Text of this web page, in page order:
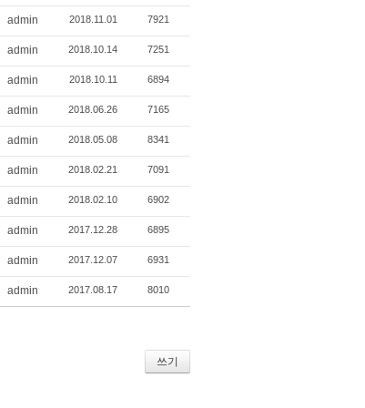
admin 2018.11.01 7921
admin 2018.10.14 7251
admin 2018.10.11 6894
admin 2018.06.26 7165
admin 2018.05.08 8341
admin 2018.02.21 7091
admin 2018.02.10 6902
admin 2017.12.28 6895
admin 2017.12.07 6931
admin 2017.08.17 8010
쓰기